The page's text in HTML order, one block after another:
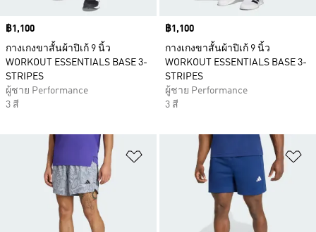
Price
฿1,100
กางเกงขาสั้นผ้าปิเก้ 9 นิ้ว
WORKOUT ESSENTIALS BASE 3-
STRIPES
ผู้ชาย Performance
3 สี
Price
฿1,100
กางเกงขาสั้นผ้าปิเก้ 9 นิ้ว
WORKOUT ESSENTIALS BASE 3-
STRIPES
ผู้ชาย Performance
3 สี
เพิ่มไปยังรายการสินค้าโปรด